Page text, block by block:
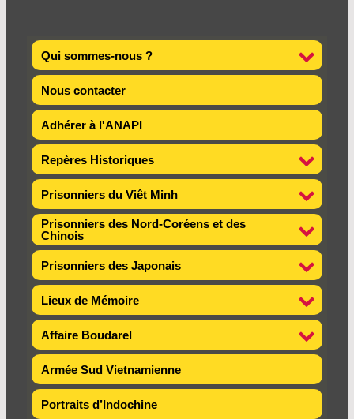
Qui sommes-nous ?
Nous contacter
Adhérer à l'ANAPI
Repères Historiques
Prisonniers du Viêt Minh
Prisonniers des Nord-Coréens et des
Chinois
Prisonniers des Japonais
Lieux de Mémoire
Affaire Boudarel
Armée Sud Vietnamienne
Portraits d’Indochine